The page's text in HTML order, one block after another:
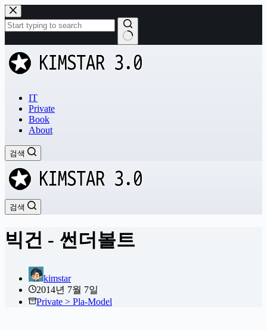
본
문
으
로
건
너
과
없
IT
Private
Book
About
검색
검색
빅건 - 썬더볼트
kimstar
2014년 7월 7일
Private > Pla-Model